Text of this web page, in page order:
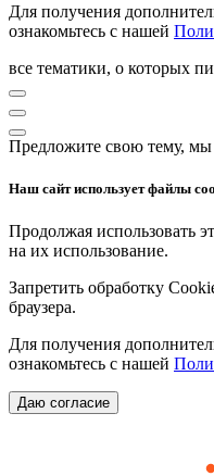
Для получения
ознакомьтесь с нашей
все тематики, о которых
Предложите свою тему, мы
Наш сайт использует файлы
Продолжая использовать
на их использование.
Запретить обработку
браузера.
Для получения
ознакомьтесь с нашей
Даю согласие